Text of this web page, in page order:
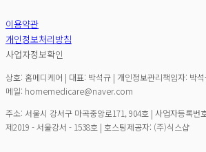
이용약관
개인정보처리방침
사업자정보확인
상호: 홈메디케어 | 대표: 박석규 | 개인정보관리책임자: 박
메일: homemedicare@naver.com
주소: 서울시 강서구 마곡중앙로171, 904호 | 사업자등록번
제2019 - 서울강서 - 1538호 | 호스팅제공자: (주)식스샵